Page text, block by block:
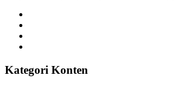
Kategori Konten